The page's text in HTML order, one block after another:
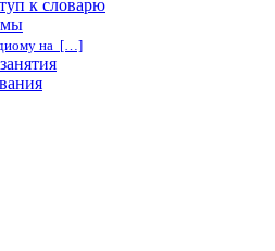
к словарю
на […]